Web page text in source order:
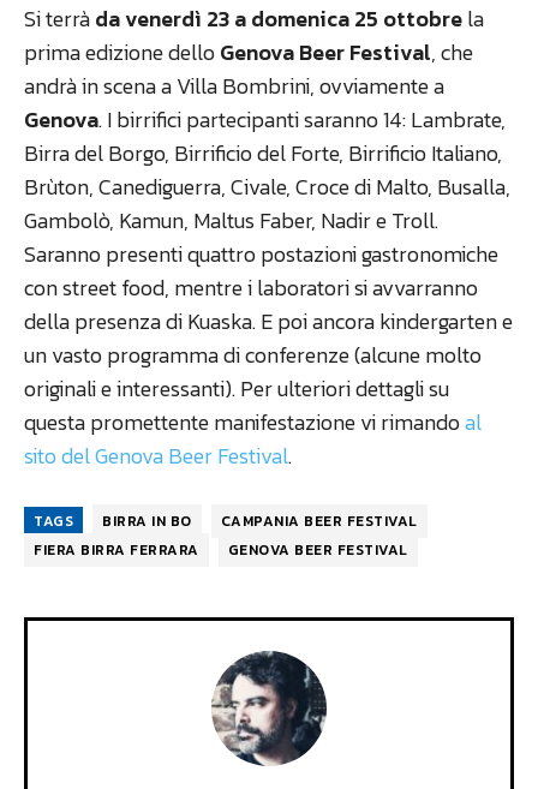
Si terràda venerdì 23 a domenica 25 ottobrela
prima edizione delloGenova Beer Festival, che
andrà in scena a Villa Bombrini, ovviamente a
Genova. I birrifici partecipanti saranno 14: Lambrate,
Birra del Borgo, Birrificio del Forte, Birrificio Italiano,
Brùton, Canediguerra, Civale, Croce di Malto, Busalla,
Gambolò, Kamun, Maltus Faber, Nadir e Troll.
Saranno presenti quattro postazioni gastronomiche
con street food, mentre i laboratori si avvarranno
della presenza di Kuaska. E poi ancora kindergarten e
un vasto programma di conferenze (alcune molto
originali e interessanti). Per ulteriori dettagli su
questa promettente manifestazione vi rimandoal
sito del Genova Beer Festival.
TAGS BIRRA IN BO
CAMPANIA BEER FESTIVAL
FIERA BIRRA FERRARA
GENOVA BEER FESTIVAL